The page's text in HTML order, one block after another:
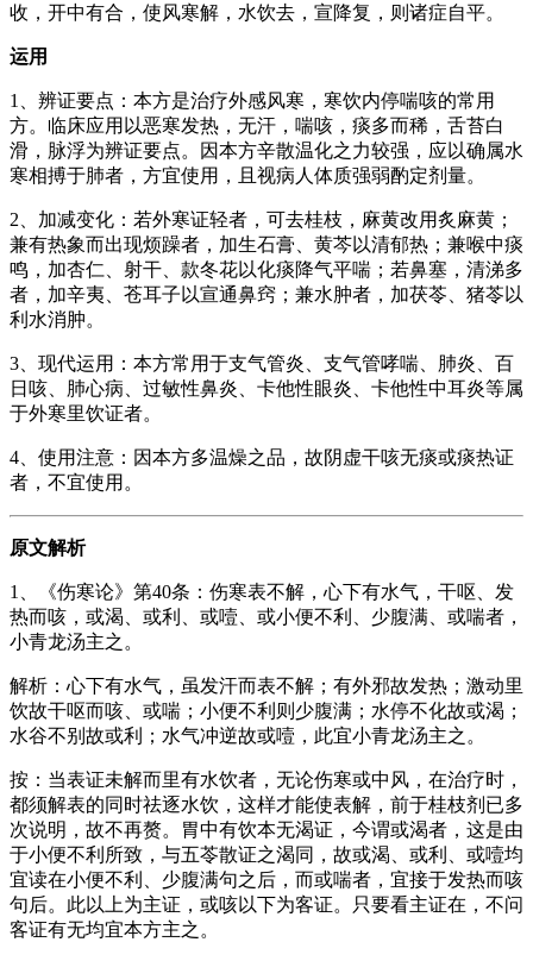
收，开中有合，使风寒解，水饮去，宣降复，则诸症自平。
运用
1、辨证要点：本方是治疗外感风寒，寒饮内停喘咳的常用
方。临床应用以恶寒发热，无汗，喘咳，痰多而稀，舌苔白
滑，脉浮为辨证要点。因本方辛散温化之力较强，应以确属水
寒相搏于肺者，方宜使用，且视病人体质强弱酌定剂量。
2、加减变化：若外寒证轻者，可去桂枝，麻黄改用炙麻黄；
兼有热象而出现烦躁者，加生石膏、黄芩以清郁热；兼喉中痰
鸣，加杏仁、射干、款冬花以化痰降气平喘；若鼻塞，清涕多
者，加辛夷、苍耳子以宣通鼻窍；兼水肿者，加茯苓、猪苓以
利水消肿。
3、现代运用：本方常用于支气管炎、支气管哮喘、肺炎、百
日咳、肺心病、过敏性鼻炎、卡他性眼炎、卡他性中耳炎等属
于外寒里饮证者。
4、使用注意：因本方多温燥之品，故阴虚干咳无痰或痰热证
者，不宜使用。
原文解析
1、《伤寒论》第40条：伤寒表不解，心下有水气，干呕、发
热而咳，或渴、或利、或噎、或小便不利、少腹满、或喘者，
小青龙汤主之。
解析：心下有水气，虽发汗而表不解；有外邪故发热；激动里
饮故干呕而咳、或喘；小便不利则少腹满；水停不化故或渴；
水谷不别故或利；水气冲逆故或噎，此宜小青龙汤主之。
按：当表证未解而里有水饮者，无论伤寒或中风，在治疗时，
都须解表的同时祛逐水饮，这样才能使表解，前于桂枝剂已多
次说明，故不再赘。胃中有饮本无渴证，今谓或渴者，这是由
于小便不利所致，与五苓散证之渴同，故或渴、或利、或噎均
宜读在小便不利、少腹满句之后，而或喘者，宜接于发热而咳
句后。此以上为主证，或咳以下为客证。只要看主证在，不问
客证有无均宜本方主之。